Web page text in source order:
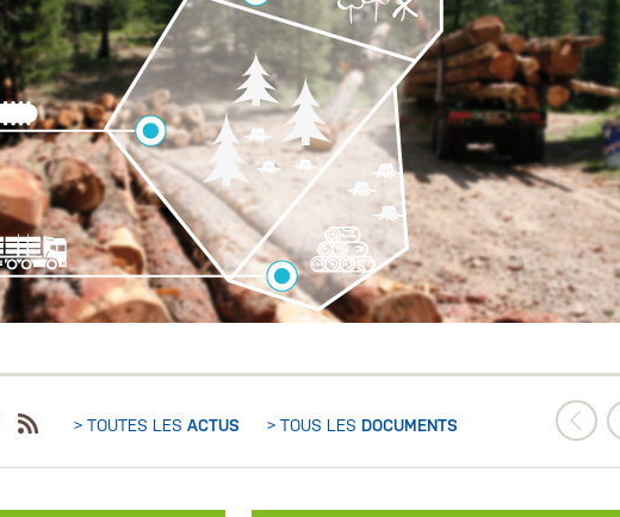
> TOUTES LES ACTUS > TOUS LES DOCUMENTS